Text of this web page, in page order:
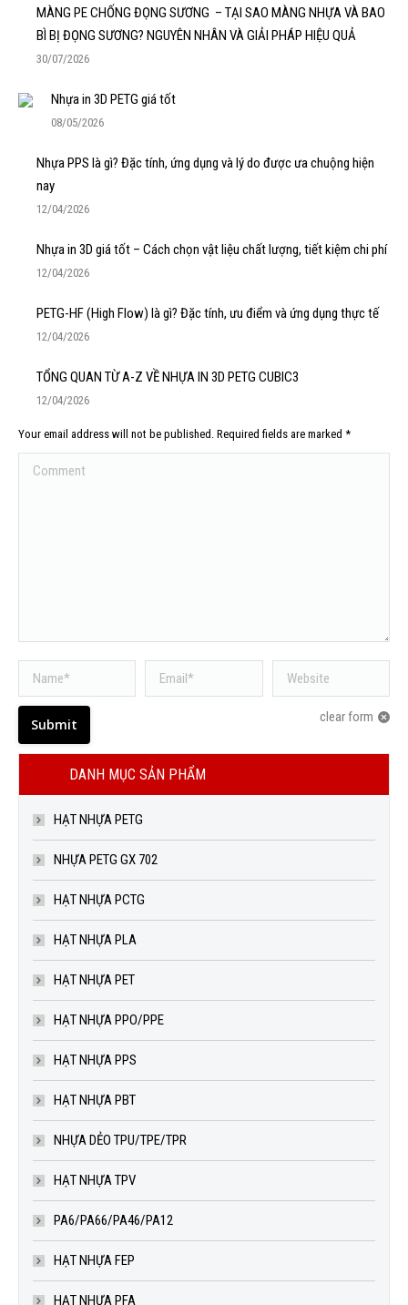
MÀNG PE CHỐNG ĐỌNG SƯƠNG – TẠI SAO MÀNG NHỰA VÀ BAO
BÌ BỊ ĐỌNG SƯƠNG? NGUYÊN NHÂN VÀ GIẢI PHÁP HIỆU QUẢ
30/07/2026
Nhựa in 3D PETG giá tốt
08/05/2026
Nhựa PPS là gì? Đặc tính, ứng dụng và lý do được ưa chuộng hiện
nay
12/04/2026
Nhựa in 3D giá tốt – Cách chọn vật liệu chất lượng, tiết kiệm chi phí
12/04/2026
PETG-HF (High Flow) là gì? Đặc tính, ưu điểm và ứng dụng thực tế
12/04/2026
TỔNG QUAN TỪ A-Z VỀ NHỰA IN 3D PETG CUBIC3
12/04/2026
Your email address will not be published. Required fields are marked *
Comment
Name * Email * Website
clear form
Submit
DANH MỤC SẢN PHẨM
HẠT NHỰA PETG
NHỰA PETG GX 702
HẠT NHỰA PCTG
HẠT NHỰA PLA
HẠT NHỰA PET
HẠT NHỰA PPO/PPE
HẠT NHỰA PPS
HẠT NHỰA PBT
NHỰA DẺO TPU/TPE/TPR
HẠT NHỰA TPV
PA6/PA66/PA46/PA12
HẠT NHỰA FEP
HẠT NHỰA PFA